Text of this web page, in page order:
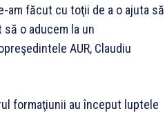
am făcut cu toţii de a o ajuta să
o aducem la un
AUR, Claudiu
formaţiunii au început luptele